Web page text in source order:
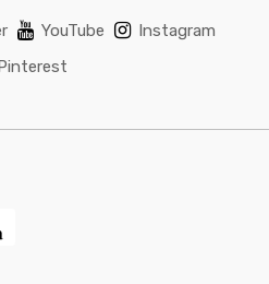
YouTube
Instagram